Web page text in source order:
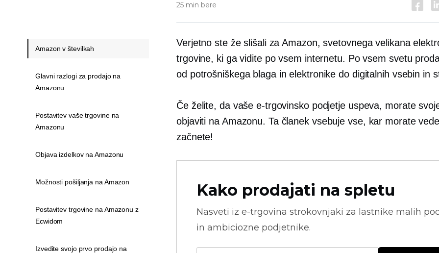
25 min bere
Verjetno ste že slišali za Amazon, svetovnega velikana
trgovine, ki ga vidite po vsem internetu. Po vsem svetu
od potrošniškega blaga in elektronike do digitalnih vsebin in
Če želite, da vaše e-trgovinsko podjetje uspeva, morate
objaviti na Amazonu. Ta članek vsebuje vse, kar morate
začnete!
Kako prodajati na spletu
Nasveti iz e-trgovina strokovnjaki za lastnike malih
in ambiciozne podjetnike.
Amazon v številkah
Glavni razlogi za prodajo na
Amazonu
Postavitev vaše trgovine na
Amazonu
Objava izdelkov na Amazonu
Možnosti pošiljanja na Amazon
Postavitev trgovine na Amazonu z
Ecwidom
Izvedite svojo prvo prodajo na